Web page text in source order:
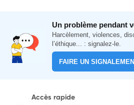
Un problème pendant
Harcèlement, violences,
l’éthique... : signalez-le.
FAIRE UN
Accès rapide